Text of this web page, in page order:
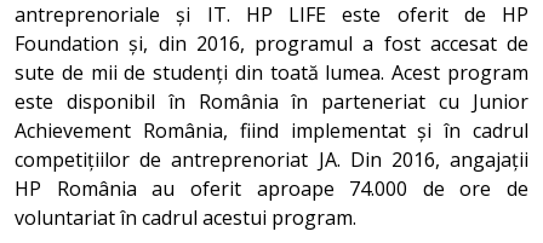
antreprenoriale și IT. HP LIFE este oferit de HP
Foundation și, din 2016, programul a fost accesat de
sute de mii de studenți din toată lumea. Acest program
este disponibil în România în parteneriat cu Junior
Achievement România, fiind implementat și în cadrul
competițiilor de antreprenoriat JA. Din 2016, angajații
HP România au oferit aproape 74.000 de ore de
voluntariat în cadrul acestui program.